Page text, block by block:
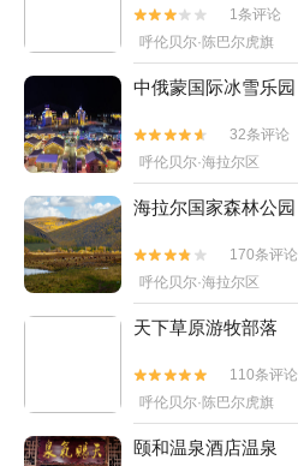


1条评论
呼伦贝尔·陈巴尔虎旗
中俄蒙国际冰雪乐园


32条评论
呼伦贝尔·海拉尔区
海拉尔国家森林公园


170条评论
呼伦贝尔·海拉尔区
天下草原游牧部落


110条评论
呼伦贝尔·陈巴尔虎旗
颐和温泉酒店温泉